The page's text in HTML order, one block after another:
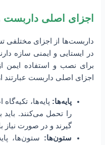
اجزای اصلی داربست
داربست‌ها از اجزای
در ایستایی و ایمنی سازه
برای نصب و استفاده
اجزای اصلی داربست عبارتند
پایه‌ها: پایه‌ها،
را تحمل می‌کنند.
گیرند و در صورت
ستون‌ها: ستون‌ها،